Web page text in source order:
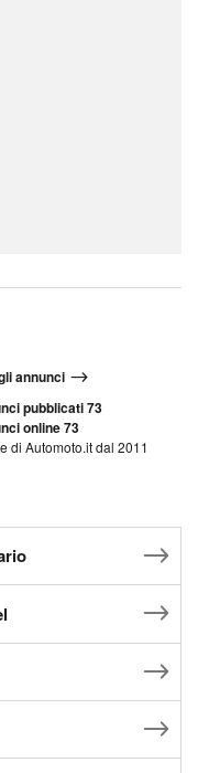
annunci
pubblicati 73
online 73
di Automoto.it dal 2011